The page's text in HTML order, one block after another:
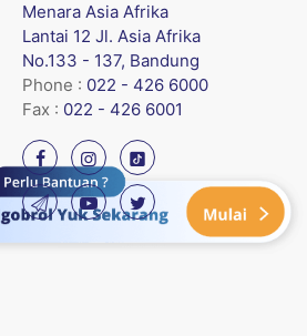
Menara Asia Afrika
Lantai 12 Jl. Asia Afrika
No.133 - 137, Bandung
Phone : 022 - 426 6000
Fax : 022 - 426 6001